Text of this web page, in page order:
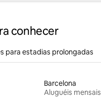
conhecer
para estadias prolongadas
Barcelona
Aluguéis mensais